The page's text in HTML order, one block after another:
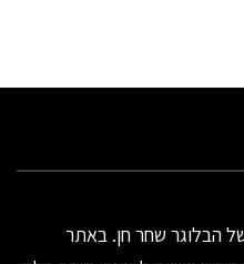
הבלוגר שחר חן. באתר